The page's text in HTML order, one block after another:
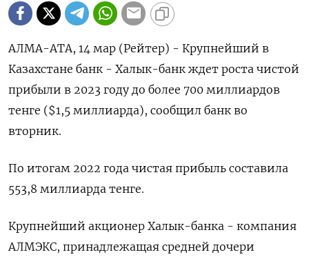
АЛМА-АТА, 14 мар (Рейтер) - Крупнейший в
Казахстане банк - Халык-банк ждет роста чистой
прибыли в 2023 году до более 700 миллиардов
тенге ($1,5 миллиарда), сообщил банк во
вторник.
По итогам 2022 года чистая прибыль составила
553,8 миллиарда тенге.
Крупнейший акционер Халык-банка - компания
АЛМЭКС, принадлежащая средней дочери